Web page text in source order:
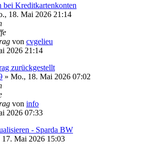
bei Kreditkartenkonten
18. Mai 2026 21:14
von cvgelieu
2026 21:14
zurückgestellt
» Mo., 18. Mai 2026 07:02
von info
2026 07:33
- Sparda BW
17. Mai 2026 15:03